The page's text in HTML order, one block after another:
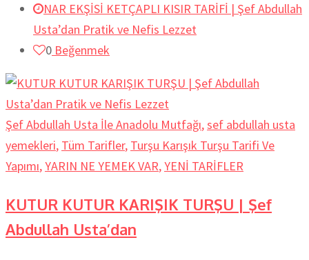
NAR EKŞİSİ KETÇAPLI KISIR TARİFİ | Şef Abdullah
Usta’dan Pratik ve Nefis Lezzet
0 Beğenmek
Şef Abdullah Usta İle Anadolu Mutfağı,sef abdullah usta
yemekleri, Tüm Tarifler, Turşu Karışık Turşu Tarifi Ve
Yapımı,YARIN NE YEMEK VAR,YENİ TARİFLER
KUTUR KUTUR KARIŞIK TURŞU | Şef
Abdullah Usta’dan